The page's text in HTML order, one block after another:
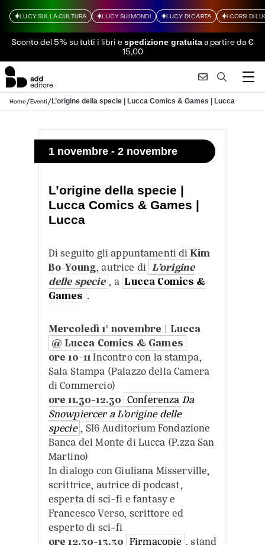
LUCY SULLA CULTURA LUCY SUI MONDI LUCY DI CARTA I CORSI DI
Sconto del 5% su tutti i libri espedizione gratuitaa partire da €
15,00
Home/Eventi/L’origine della specie | Lucca Comics & Games | Lucca
1 novembre - 2 novembre
L’origine della specie |
Lucca Comics & Games |
Lucca
Di seguito gli appuntamenti di Kim
Bo-Young, autrice di L’origine
delle specie , a Lucca Comics &
Games .
Mercoledì 1° novembre | Lucca
@ Lucca Comics & Games
ore 10-11Incontro con la stampa,
Sala Stampa (Palazzo della Camera
di Commercio)
ore 11.30-12.30 Conferenza Da
Snowpiercer a L’origine delle
specie , SI6 Auditorium Fondazione
Banca del Monte di Lucca (P.zza San
Martino)
In dialogo con Giuliana Misserville,
scrittrice, autrice di podcast,
esperta di sci-fi e fantasy e
Francesco Verso, scrittore ed
esperto di sci-fi
ore 12.30-13.30 Firmacopie , stand